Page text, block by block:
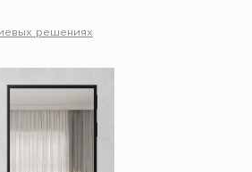
решениях